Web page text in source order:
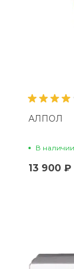
АЛПОЛ
В наличии
13 900 ₽